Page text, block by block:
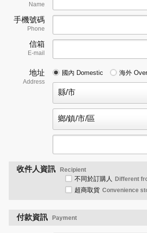
Name
手機號碼
Phone
信箱
E-mail
地址
Address
國內 Domestic 海外
收件人資訊 Recipient
不同於訂購人 Different
超商取貨 Convenience
付款資訊 Payment